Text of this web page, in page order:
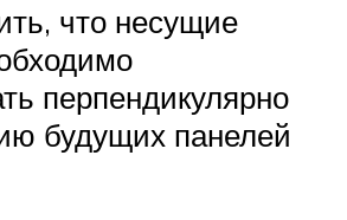
что несущие
перпендикулярно
будущих панелей